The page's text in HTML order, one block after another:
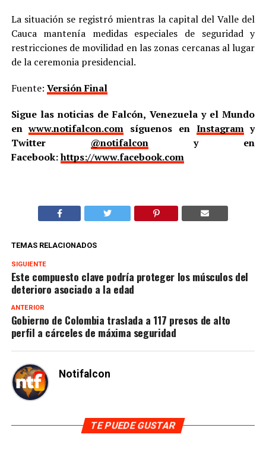
La situación se registró mientras la capital del Valle del
Cauca mantenía medidas especiales de seguridad y
restricciones de movilidad en las zonas cercanas al lugar
de la ceremonia presidencial.
Fuente: Versión Final
Sigue las noticias de Falcón, Venezuela y el Mundo
enwww.notifalcon.com síguenos en Instagramy
Twitter @notifalcony en
Facebook:https://www.facebook.com
TEMAS RELACIONADOS
SIGUIENTE
Este compuesto clave podría proteger los músculos del
deterioro asociado a la edad
ANTERIOR
Gobierno de Colombia traslada a 117 presos de alto
perfil a cárceles de máxima seguridad
Notifalcon
TE PUEDE GUSTAR